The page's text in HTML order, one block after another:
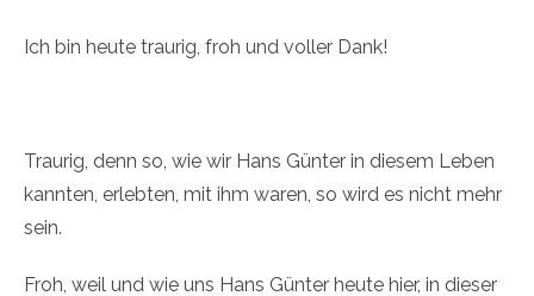
Ich bin heute traurig, froh und voller Dank!
Traurig, denn so, wie wir Hans Günter in diesem Leben
kannten, erlebten, mit ihm waren, so wird es nicht mehr
sein.
Froh, weil und wie uns Hans Günter heute hier, in dieser